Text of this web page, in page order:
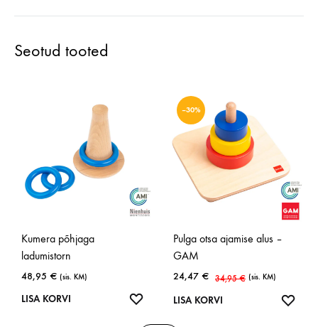
Seotud tooted
Kumera põhjaga
ladumistorn
48,95 € (sis. KM)
LISA KORVI
–30%
Pulga otsa ajamise alus –
GAM
24,47 € 34,95€ (sis. KM)
LISA KORVI